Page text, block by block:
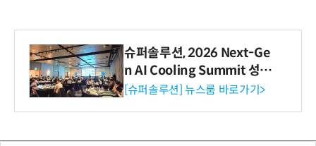
슈퍼솔루션, 2026 Next-Ge
n AI Cooling Summit 성황
리 성료
[슈퍼솔루션] 뉴스룸 바로가기>